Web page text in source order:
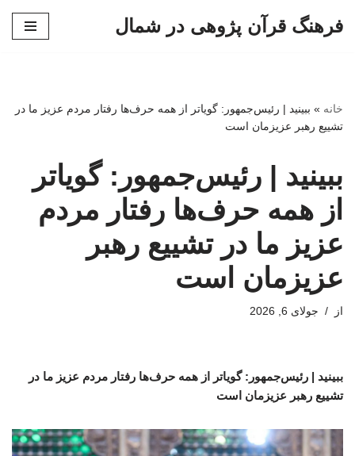
فرهنگ قرآن پژوهی در شمال
خانه » ببینید | رئیس‌جمهور: گویاتر از همه حرف‌ها رفتار مردم عزیز ما در
تشییع رهبر عزیزمان است
ببینید | رئیس‌جمهور: گویاتر
از همه حرف‌ها رفتار مردم
عزیز ما در تشییع رهبر
عزیزمان است
از جولای 6, 2026
ببینید | رئیس‌جمهور: گویاتر از همه حرف‌ها رفتار مردم عزیز ما در
تشییع رهبر عزیزمان است